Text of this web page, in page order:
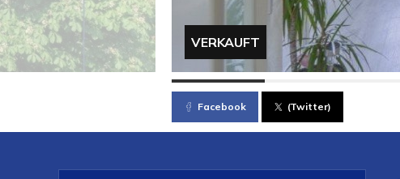
VERKAUFT
Facebook (Twitter)